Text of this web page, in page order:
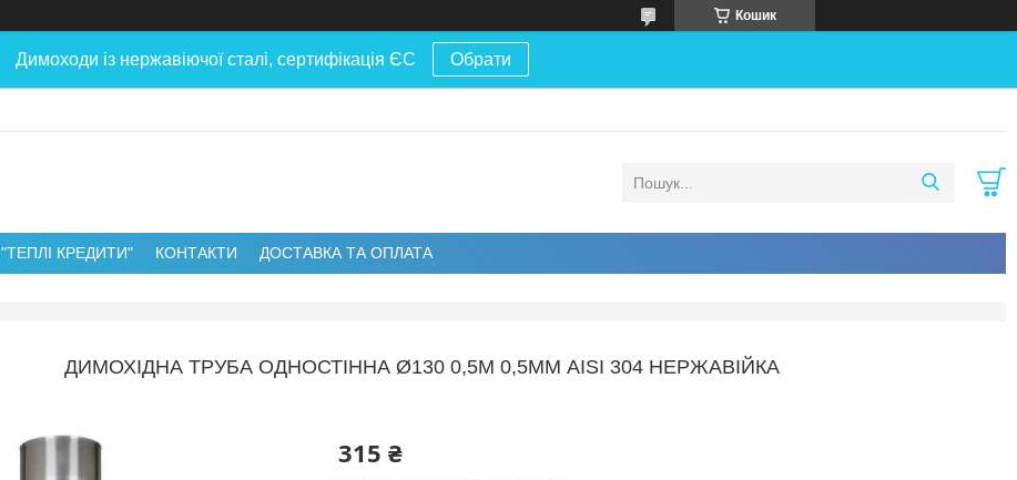
Кошик
Димоходи із нержавіючої сталі, сертифікація ЄС Обрати
"ТЕПЛІ КРЕДИТИ" КОНТАКТИ ДОСТАВКА ТА ОПЛАТА
ДИМОХІДНА ТРУБА ОДНОСТІННА Ø130 0,5М 0,5ММ AISI 304 НЕРЖАВІЙКА
315 ₴